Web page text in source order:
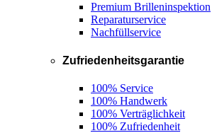
Premium Brilleninspektion
Reparaturservice
Nachfüllservice
Zufriedenheitsgarantie
100% Service
100% Handwerk
100% Verträglichkeit
100% Zufriedenheit